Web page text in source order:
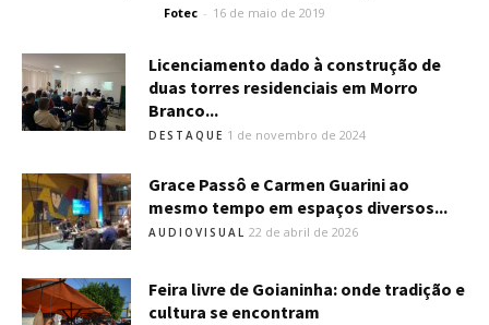
Fotec - 16 de maio de 2019
Licenciamento dado à construção de
duas torres residenciais em Morro
Branco...
DESTAQUE 1 de novembro de 2024
Grace Passô e Carmen Guarini ao
mesmo tempo em espaços diversos...
AUDIOVISUAL 22 de abril de 2026
Feira livre de Goianinha: onde tradição e
cultura se encontram